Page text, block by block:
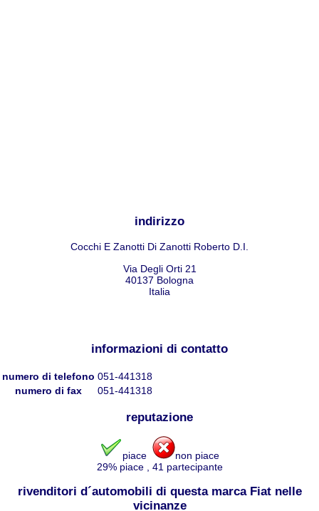
indirizzo
Cocchi E Zanotti Di Zanotti Roberto D.I.
Via Degli Orti 21
40137 Bologna
Italia
informazioni di contatto
numero di telefono 051-441318
numero di fax
051-441318
reputazione
piace
non piace
29% piace , 41partecipante
rivenditori d´automobili di questa marca Fiat nelle
vicinanze